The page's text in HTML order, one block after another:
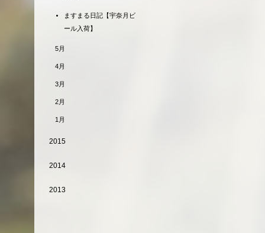
ますまる日記【宇奈月ビ
ール入荷】
5月
4月
3月
2月
1月
2015
2014
2013